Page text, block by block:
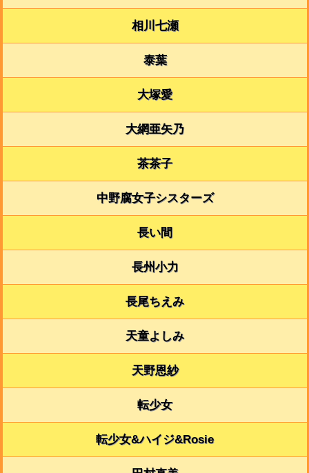
相川七瀬
泰葉
大塚愛
大網亜矢乃
茶茶子
中野腐女子シスターズ
長い間
長州小力
長尾ちえみ
天童よしみ
天野恩紗
転少女
転少女&ハイジ&Rosie